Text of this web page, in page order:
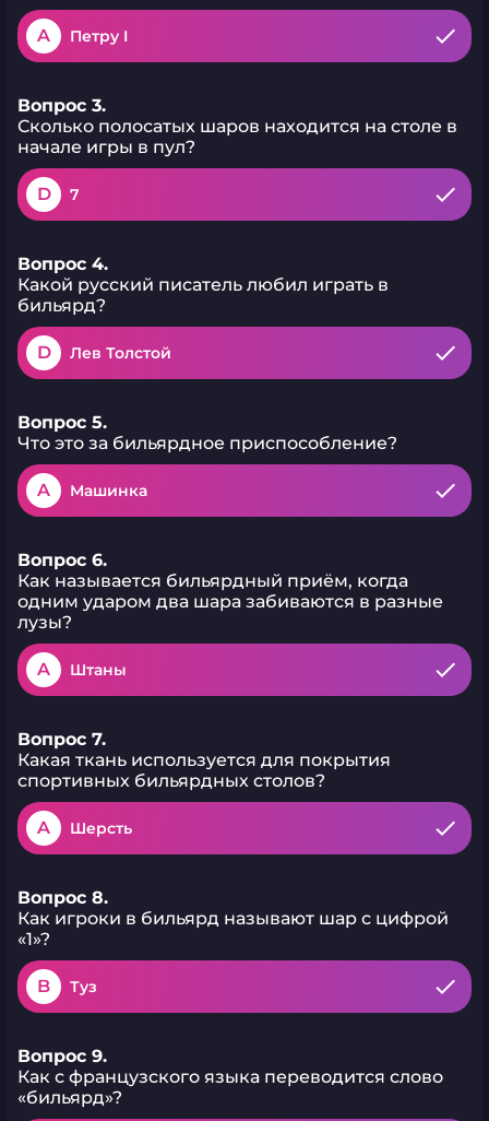
A Петру I
Вопрос 3.
Сколько полосатых шаров находится на столе в
начале игры в пул?
D 7
Вопрос 4.
Какой русский писатель любил играть в
бильярд?
D Лев Толстой
Вопрос 5.
Что это за бильярдное приспособление?
A Машинка
Вопрос 6.
Как называется бильярдный приём, когда
одним ударом два шара забиваются в разные
лузы?
A Штаны
Вопрос 7.
Какая ткань используется для покрытия
спортивных бильярдных столов?
A Шерсть
Вопрос 8.
Как игроки в бильярд называют шар с цифрой
«1»?
B Туз
Вопрос 9.
Как с французского языка переводится слово
«бильярд»?